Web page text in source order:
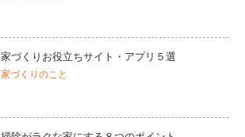
家づくりお役立ちサイト・アプリ５選
家づくりのこと